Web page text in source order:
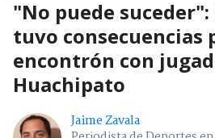
"No puede suceder":
tuvo consecuencias
encontrón con
Huachipato
Jaime Zavala